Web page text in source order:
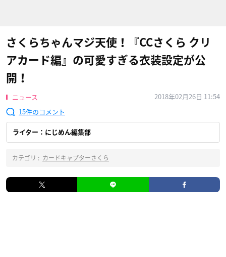
さくらちゃんマジ天使！『CCさくら クリ
アカード編』の可愛すぎる衣装設定が公
開！
ニュース
2018年02月26日 11:54
15
ライター：にじめん編集部
カテゴリ : カードキャプターさくら